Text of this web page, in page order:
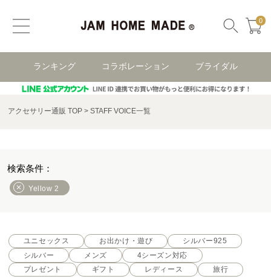
0
ランキング コラボレーション ブライダル
アクセサリー通販 TOP STAFF VOICE一覧
Yellow 2
ユニセックス お出かけ・遊び
シルバー925
シルバー
メンズ
4シーズン対応
プレゼント
ギフト レディース 旅行